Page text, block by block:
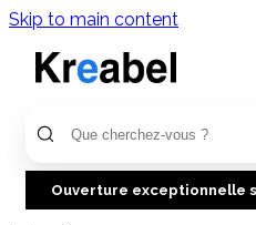
Skip to main content
Ouverture exceptionnelle